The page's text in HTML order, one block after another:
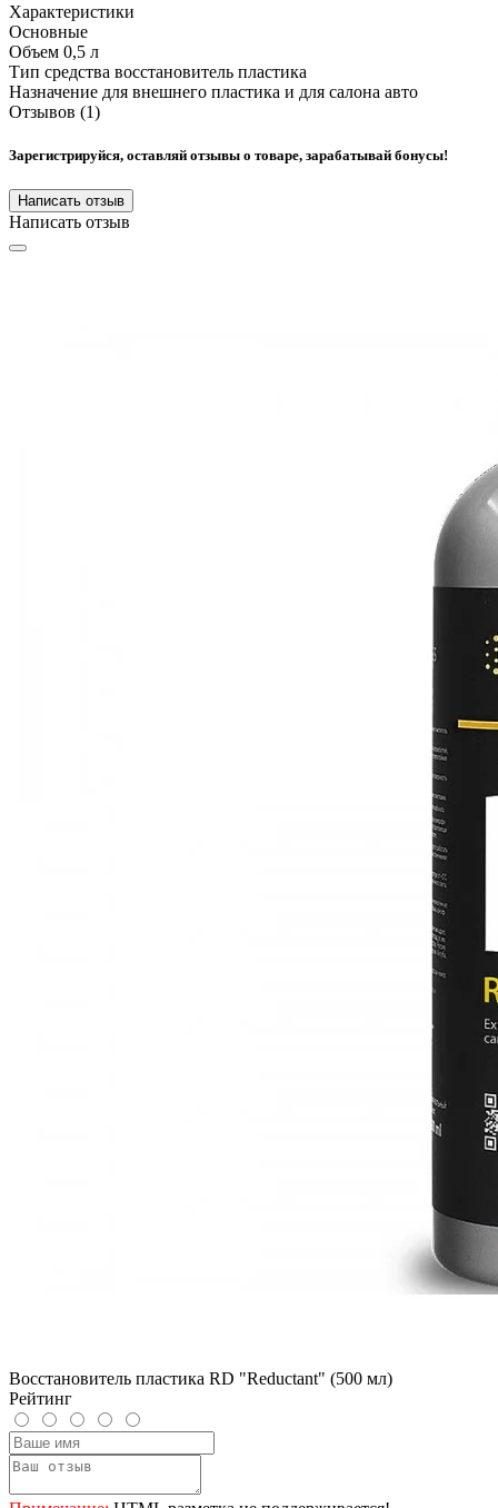
Характеристики
Основные
Объем 0,5 л
Тип средства восстановитель пластика
Назначение для внешнего пластика и для салона авто
Отзывов (1)
Зарегистрируйся, оставляй отзывы о товаре, зарабатывай бонусы!
Написать отзыв
Написать отзыв
Восстановитель пластика RD "Reductant" (500 мл)
Рейтинг